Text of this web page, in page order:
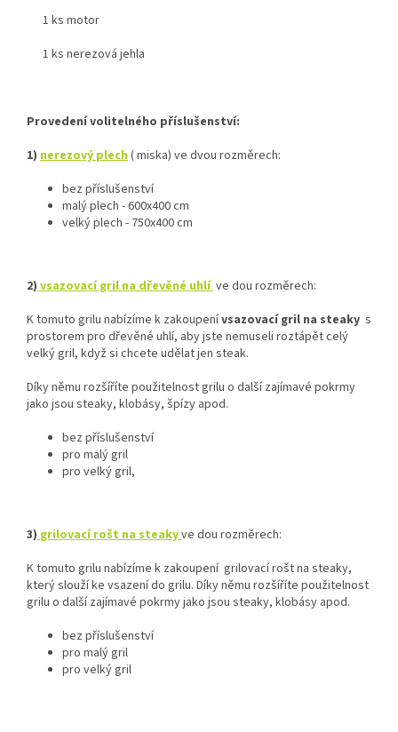
1 ks motor
1 ks nerezová jehla
Provedení volitelného příslušenství:
1) nerezový plech ( miska) ve dvou rozměrech:
bez příslušenství
malý plech - 600x400 cm
velký plech - 750x400 cm
2) vsazovací gril na dřevěné uhlí ve dou rozměrech:
K tomuto grilu nabízíme k zakoupenívsazovací gril na steaky s
prostorem pro dřevěné uhlí, aby jste nemuseli roztápět celý
velký gril, když si chcete udělat jen steak.
Díky němu rozšíříte použitelnost grilu o další zajímavé pokrmy
jako jsou steaky, klobásy, špízy apod.
bez příslušenství
pro malý gril
pro velký gril,
3) grilovací rošt na steakyve dou rozměrech:
K tomuto grilu nabízíme k zakoupení grilovací rošt na steaky,
který slouží ke vsazení do grilu. Díky němu rozšíříte použitelnost
grilu o další zajímavé pokrmy jako jsou steaky, klobásy apod.
bez příslušenství
pro malý gril
pro velký gril